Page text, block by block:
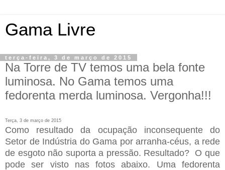
Gama Livre
terça-feira, 3 de março de 2015
Na Torre de TV temos uma bela fonte
luminosa. No Gama temos uma
fedorenta merda luminosa. Vergonha!!!
Terça, 3 de março de 2015
Como resultado da ocupação inconsequente do
Setor de Indústria do Gama por arranha-céus, a rede
de esgoto não suporta a pressão. Resultado? O que
pode ser visto nas fotos abaixo. Uma fedorenta